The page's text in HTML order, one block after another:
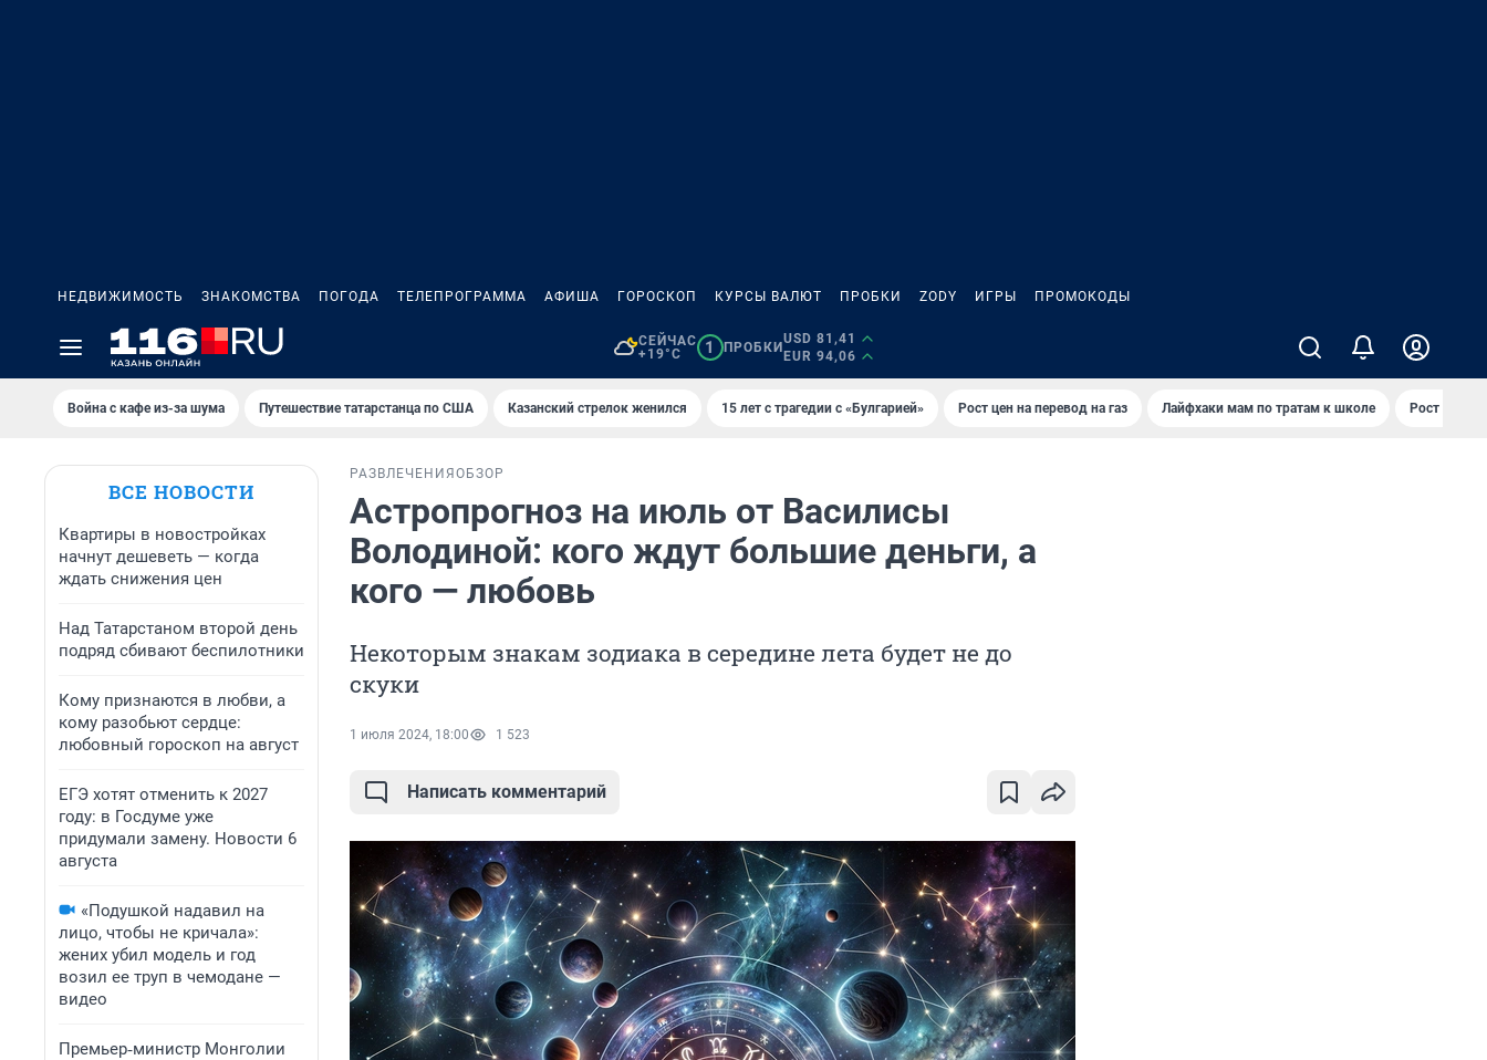
НЕДВИЖИМОСТЬ ЗНАКОМСТВА ПОГОДА ТЕЛЕПРОГРАММА АФИША ГОРОСКОП КУРСЫ ВАЛЮТ ПРОБКИ ZODY ИГРЫ ПРОМОКОДЫ
СЕЙЧАС
+19°C
1 ПРОБКИ
USD 81,41
EUR 94,06
Война с кафе из-за шума Путешествие татарстанца по США Казанский стрелок женился 15 лет с трагедии с «Булгарией» Рост цен на перевод на газ Лайфхаки мам по тратам к школе Рост цен на
ВСЕ НОВОСТИ
Квартиры в новостройках
начнут дешеветь — когда
ждать снижения цен
Над Татарстаном второй день
подряд сбивают беспилотники
Кому признаются в любви, а
кому разобьют сердце:
любовный гороскоп на август
ЕГЭ хотят отменить к 2027
году: в Госдуме уже
придумали замену. Новости 6
августа
«Подушкой надавил на
лицо, чтобы не кричала»:
жених убил модель и год
возил ее труп в чемодане —
видео
Премьер‑министр Монголии
РАЗВЛЕЧЕНИЯ ОБЗОР
Астропрогноз на июль от Василисы
Володиной: кого ждут большие деньги, а
кого — любовь
Некоторым знакам зодиака в середине лета будет не до
скуки
1 июля 2024, 18:00 1 523
Написать комментарий